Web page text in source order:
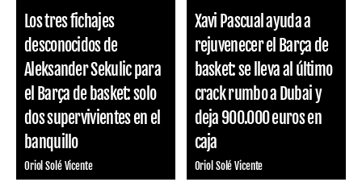
Los tres fichajes
desconocidos de
Aleksander Sekulic para
el Barça de basket: solo
dos supervivientes en el
banquillo
Oriol Solé Vicente
Xavi Pascual ayuda a
rejuvenecer el Barça de
basket: se lleva al último
crack rumbo a Dubai y
deja 900.000 euros en
caja
Oriol Solé Vicente